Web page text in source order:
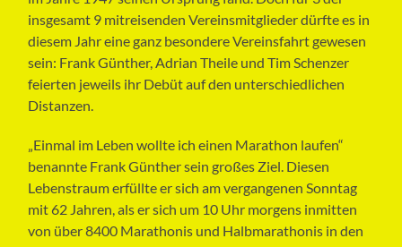
insgesamt 9 mitreisenden Vereinsmitglieder dürfte es in
diesem Jahr eine ganz besondere Vereinsfahrt gewesen
sein: Frank Günther, Adrian Theile und Tim Schenzer
feierten jeweils ihr Debüt auf den unterschiedlichen
Distanzen.
„Einmal im Leben wollte ich einen Marathon laufen“
benannte Frank Günther sein großes Ziel. Diesen
Lebenstraum erfüllte er sich am vergangenen Sonntag
mit 62 Jahren, als er sich um 10 Uhr morgens inmitten
von über 8400 Marathonis und Halbmarathonis in den